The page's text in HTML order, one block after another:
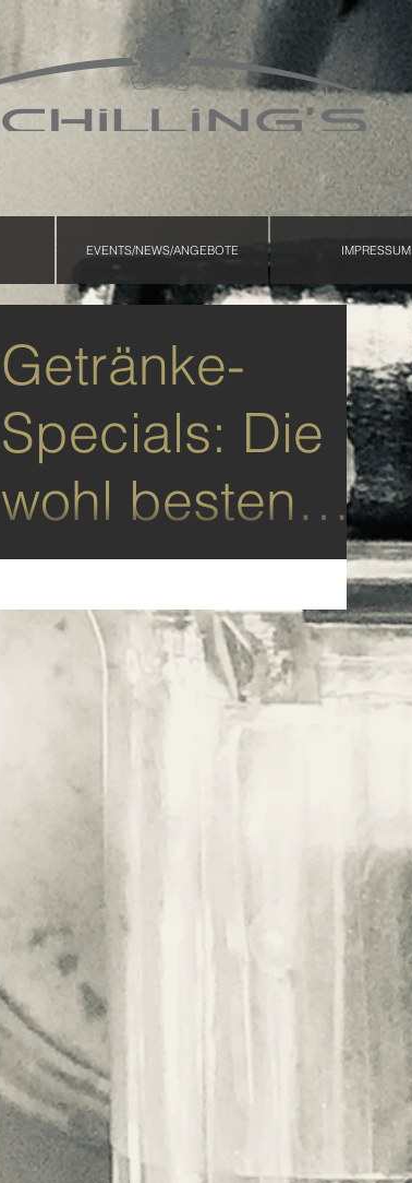
EVENTS/NEWS/ANGEBOTE IMPRESSUM
Getränke-
Specials: Die
wohl besten
Gin's aus der
Region...
KONTAKT